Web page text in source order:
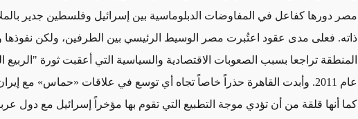
مصر دورها كفاعل في المفاوضات الدبلوماسية بين إسرائيل وفلسطين جدير
ذاته. فعلى مدى عقود اعتُبرت مصر الوسيط الرئيسي بين الطرفين، ولكن نفوذها
المنطقة تراجعا بسبب الصعوبات الاقتصادية والسياسية التي أعقبت ثورة "الربيع
عام 2011. وأبدت القاهرة حذراً خاصاً
تجاه أي توسع في علاقات «حماس» مع
كما أنها قلقة من أن تؤدي موجة التطبيع التي تقوم بها مؤخراً إسرائيل مع دول